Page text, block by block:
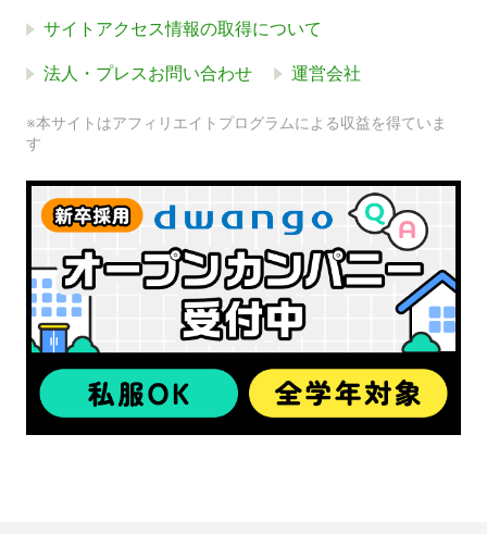
サイトアクセス情報の取得について
法人・プレスお問い合わせ 運営会社
※本サイトはアフィリエイトプログラムによる収益を得ていま
す